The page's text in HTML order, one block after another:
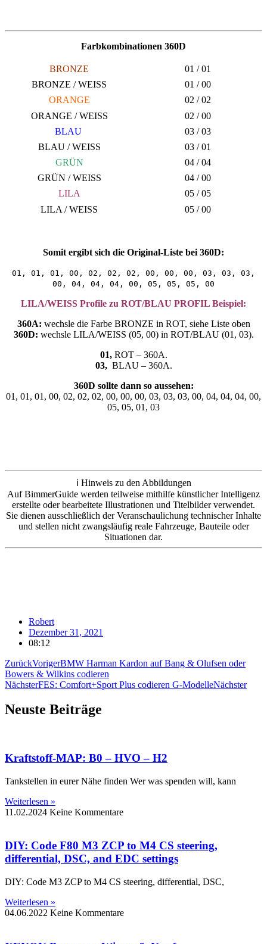
Farbkombinationen 360D
BRONZE
01 / 01
BRONZE / WEISS
01 / 00
ORANGE
02 / 02
ORANGE / WEISS
02 / 00
BLAU
03 / 03
BLAU / WEISS
03 / 01
GRÜN
04 / 04
GRÜN / WEISS
04 / 00
LILA
05 / 05
LILA / WEISS
05 / 00
Somit ergibt sich die Original-Liste bei 360D:
01, 01, 01, 00, 02, 02, 02, 00, 00, 00, 03, 03, 03,
00, 04, 04, 04, 00, 05, 05, 05, 00
LILA/WEISS Profile zu ROT/BLAU PROFIL Beispiel:
360A: wechsle die Farbe BRONZE in ROT, siehe Liste oben
360D: wechsle LILA/WEISS (05, 00) in ROT/BLAU (01, 03).
01,ROT – 360A.
03,BLAU – 360A.
360D sollte dann so aussehen:
01, 01, 01, 00, 02, 02, 02, 00, 00, 00, 03, 03, 03, 00, 04, 04, 04, 00,
05, 05, 01, 03
ℹ️ Hinweis zu den Abbildungen
Auf BimmerGuide werden teilweise mithilfe künstlicher Intelligenz
erstellte oder bearbeitete Illustrationen und Titelbilder verwendet.
Sie dienen ausschließlich der Veranschaulichung technischer Inhalte
und stellen nicht zwangsläufig reale Fahrzeuge, Bauteile oder
Situationen dar.
Robert
Dezember 31, 2021
08:12
ZurückVorigerBMW Harman Kardon auf Bang & Olufsen oder
Bowers & Wilkins codieren
NächsterFES: Comfort+Sport Plus codieren G-ModelleNächster
Neuste Beiträge
Kraftstoff-MAP: B0 – HVO – H2
Tankstellen in eurer Nähe finden Wer was spenden will, kann
Weiterlesen »
11.02.2024 Keine Kommentare
DIY: Code F80 M3 ZCP to M4 CS steering,
differential, DSC, and EDC settings
DIY: Code M3 ZCP to M4 CS steering, differential, DSC,
Weiterlesen »
04.06.2022 Keine Kommentare